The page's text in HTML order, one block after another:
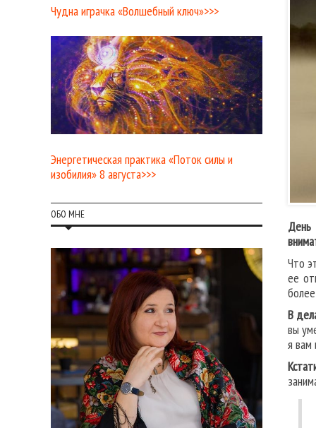
День
Что
ее
В
вы
я вам
Чудна играчка «Волшебный ключ»>>>
Энергетическая практика «Поток силы и
изобилия» 8 августа>>>
ОБО МНЕ